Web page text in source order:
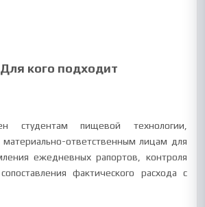
Для кого подходит
студентам пищевой технологии,
ответственным лицам для
ежедневных рапортов, контроля
фактического расхода с